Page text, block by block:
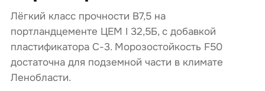
Лёгкий класс прочности B7,5 на
портландцементе ЦЕМ I 32,5Б, с добавкой
пластификатора С-3. Морозостойкость F50
достаточна для подземной части в климате
Ленобласти.